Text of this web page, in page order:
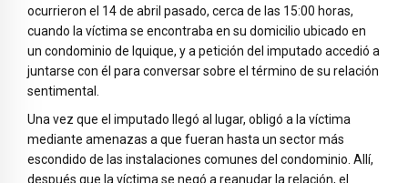
ocurrieron el 14 de abril pasado, cerca de las 15:00 horas,
cuando la víctima se encontraba en su domicilio ubicado en
un condominio de Iquique, y a petición del imputado accedió a
juntarse con él para conversar sobre el término de su relación
sentimental.
Una vez que el imputado llegó al lugar, obligó a la víctima
mediante amenazas a que fueran hasta un sector más
escondido de las instalaciones comunes del condominio. Allí,
después que la víctima se negó a reanudar la relación, el